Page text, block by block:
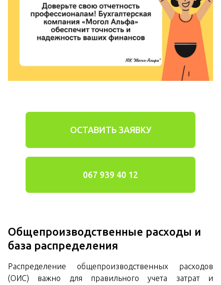
ОСТАВИТЬ ЗАЯВКУ
067 939 40 12
Общепроизводственные расходы и
база распределения
Распределение общепроизводственных расходов
(ОИС) важно для правильного учета затрат и